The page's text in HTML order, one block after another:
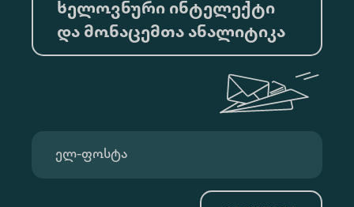
ხელოვნური ინტელექტი
და მონაცემთა ანალიტიკა